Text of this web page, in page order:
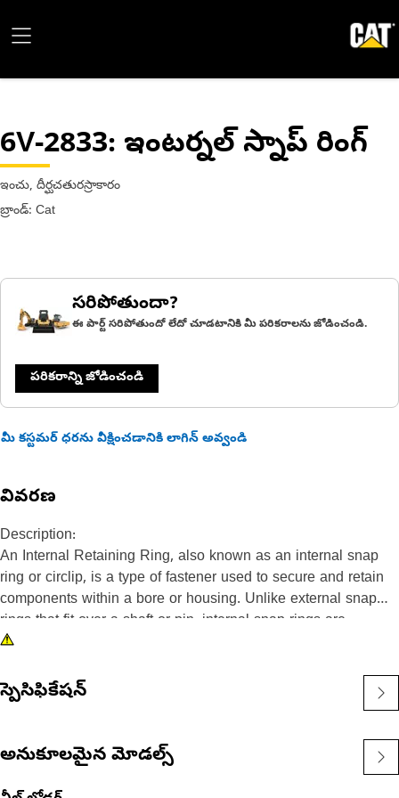
6V-2833: ఇంటర్నల్ స్నాప్ రింగ్
ఇంచు, దీర్ఘచతురస్రాకారం
బ్రాండ్: Cat
సరిపోతుందా?
ఈ పార్ట్ సరిపోతుందో లేదో చూడటానికి మీ పరికరాలను జోడించండి.
పరికరాన్ని జోడించండి
మీ కస్టమర్ ధరను వీక్షించడానికి లాగిన్ అవ్వండి
వివరణ
Description:
An Internal Retaining Ring, also known as an internal snap
ring or circlip, is a type of fastener used to secure and retain
components within a bore or housing. Unlike external snap
rings that fit over a shaft or pin, internal snap rings are
installed inside a bore or groove to hold components in place.
movement or displacement of components within a bore or
housing. It acts as a retaining device, holding components
• Manufactured to a precise specification and are built for
స్పెసిఫికేషన్
అనుకూలమైన మోడల్స్